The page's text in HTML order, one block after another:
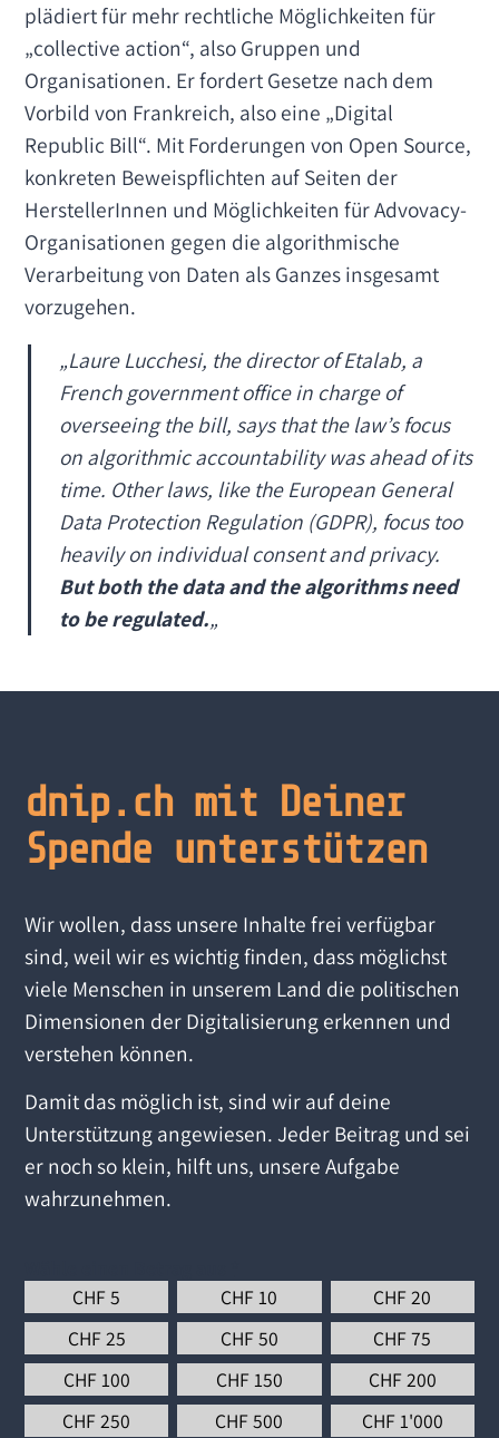
plädiert für mehr rechtliche Möglichkeiten für
„collective action“, also Gruppen und
Organisationen. Er fordert Gesetze nach dem
Vorbild von Frankreich, also eine „Digital
Republic Bill“. Mit Forderungen von Open Source,
konkreten Beweispflichten auf Seiten der
HerstellerInnen und Möglichkeiten für Advovacy-
Organisationen gegen die algorithmische
Verarbeitung von Daten als Ganzes insgesamt
vorzugehen.
„Laure Lucchesi, the director of Etalab, a
French government office in charge of
overseeing the bill, says that the law’s focus
on algorithmic accountability was ahead of its
time. Other laws, like the European General
Data Protection Regulation (GDPR), focus too
heavily on individual consent and privacy.
But both the data and the algorithms need
to be regulated.„
dnip.ch mit Deiner
Spende unterstützen
Wir wollen, dass unsere Inhalte frei verfügbar
sind, weil wir es wichtig finden, dass möglichst
viele Menschen in unserem Land die politischen
Dimensionen der Digitalisierung erkennen und
verstehen können.
Damit das möglich ist, sind wir auf deine
Unterstützung angewiesen. Jeder Beitrag und sei
er noch so klein, hilft uns, unsere Aufgabe
wahrzunehmen.
CHF 5 CHF 10 CHF 20
CHF 25 CHF 50 CHF 75
CHF 100 CHF 150 CHF 200
CHF 250 CHF 500 CHF 1'000